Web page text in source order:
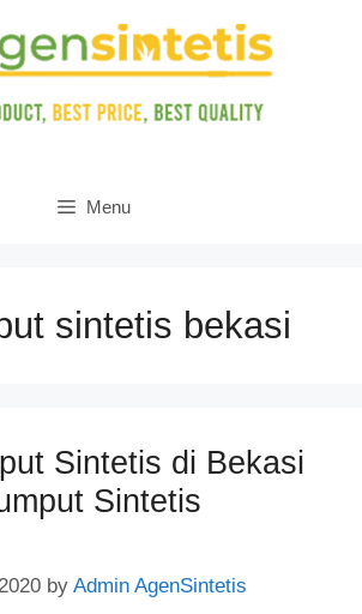
Menu
sintetis bekasi
Sintetis di Bekasi
Sintetis
by Admin AgenSintetis